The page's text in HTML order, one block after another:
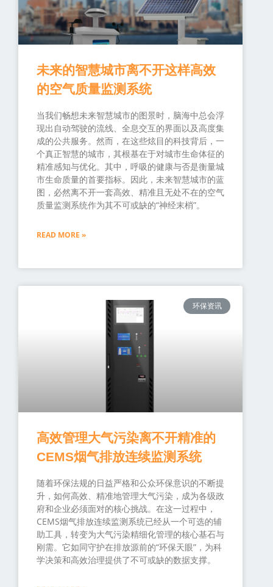
未来的智慧城市离不开这样高效
的空气质量监测系统
当我们畅想未来智慧城市的图景时，脑海中总会浮
现出自动驾驶的流线、全息交互的界面以及高度集
成的公共服务。然而，在这些炫目的科技背后，一
个真正智慧的城市，其根基在于对城市生命体征的
精准感知与优化。其中，呼吸的健康与否是衡量城
市生命质量的首要指标。因此，未来智慧城市的蓝
图，必然离不开一套高效、精准且无处不在的空气
质量监测系统作为其不可或缺的“神经末梢”。
READ MORE »
环保资讯
高效管理大气污染离不开精准的
CEMS烟气排放连续监测系统
随着环保法规的日益严格和公众环保意识的不断提
升，如何高效、精准地管理大气污染，成为各级政
府和企业必须面对的核心挑战。在这一过程中，
CEMS烟气排放连续监测系统已经从一个可选的辅
助工具，转变为大气污染精细化管理的核心基石与
刚需。它如同守护在排放源前的“环保天眼”，为科
学决策和高效治理提供了不可或缺的数据支撑。